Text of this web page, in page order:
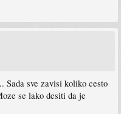
Sada sve zavisi koliko cesto
se lako desiti da je